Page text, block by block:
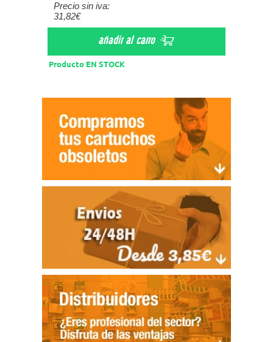
Producto EN STOCK
Precio sin iva:
31,82€
añadir al carro